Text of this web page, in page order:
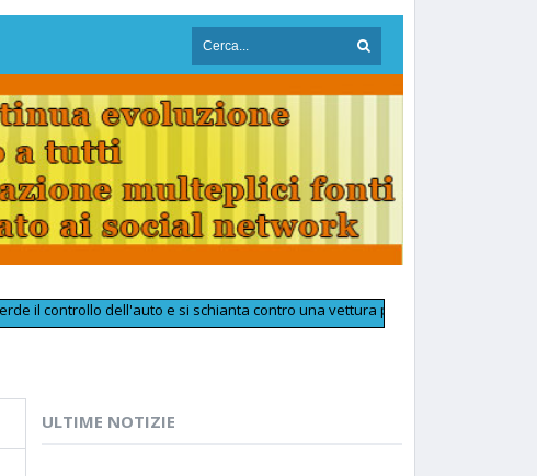
dell'auto e si schianta contro una vettura parcheggiata: muore a 25 anni
ULTIME NOTIZIE